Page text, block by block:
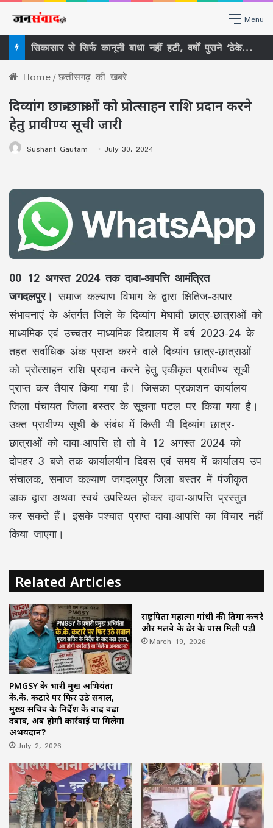
Menu
सिकासार से सिर्फ कानूनी बाधा नहीं हटी, वर्षों पुराने ‘ठेकेदारी तंत्र’ पर भी खड़ा हुआ बड़ा सवाल
Home/छत्तीसगढ़ की खबरे
दिव्यांग छात्र-छात्राओं को प्रोत्साहन राशि प्रदान करने
हेतु प्रावीण्य सूची जारी
Sushant Gautam July 30, 2024
00 12 अगस्त 2024 तक दावा-आपत्ति आमंत्रित
जगदलपुर। समाज कल्याण विभाग के द्वारा क्षितिज-अपार
संभावनाएं के अंतर्गत जिले के दिव्यांग मेघावी छात्र-छात्राओं को
माध्यमिक एवं उच्चतर माध्यमिक विद्यालय में वर्ष 2023-24 के
तहत सर्वाधिक अंक प्राप्त करने वाले दिव्यांग छात्र-छ़ात्राओं
को प्रोत्साहन राशि प्रदान करने हेतु एकीकृत प्रावीण्य सूची
प्राप्त कर तैयार किया गया है। जिसका प्रकाशन कार्यालय
जिला पंचायत जिला बस्तर के सूचना पटल पर किया गया है।
उक्त प्रावीण्य सूची के संबंध में किसी भी दिव्यांग छात्र-
छात्राओं को दावा-आपत्ति हो तो वे 12 अगस्त 2024 को
दोपहर 3 बजे तक कार्यालयीन दिवस एवं समय में कार्यालय उप
संचालक, समाज कल्याण जगदलपुर जिला बस्तर में पंजीकृत
डाक द्वारा अथवा स्वयं उपस्थित होकर दावा-आपत्ति प्रस्तुत
कर सकते हैं। इसके पश्चात प्राप्त दावा-आपत्ति का विचार नहीं
किया जाएगा।
Related Articles
PMGSY के प्रभारी प्रमुख अभियंता
के.के. कटारे पर फिर उठे सवाल,
मुख्य सचिव के निर्देश के बाद बढ़ा
दबाव, अब होगी कार्रवाई या मिलेगा
अभयदान?
July 2, 2026
राष्ट्रपिता महात्मा गांधी की प्रतिमा कचरे
और मलबे के ढेर के पास मिली पड़ी
March 19, 2026